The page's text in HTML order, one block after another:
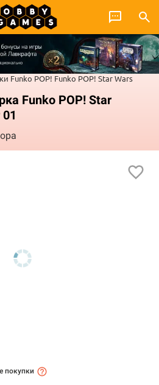
Funko POP! Funko POP! Star Wars
Funko POP! Star
покупки